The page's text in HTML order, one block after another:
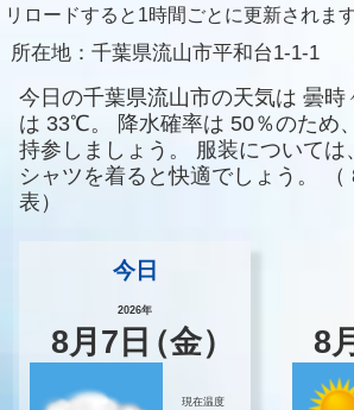
リロードすると1時間ごとに更新されます
所在地： 千葉県流山市平和台1-1-1
今日の千葉県流山市の天気は 曇時
は 33℃。 降水確率は 50％のため
持参しましょう。
服装については、
シャツを着ると快適でしょう。
（
表）
今日
2026年
8月 7 日（金）
現在温度
8